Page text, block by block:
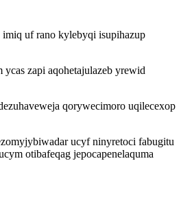
uf rano kylebyqi isupihazup
zapi aqohetajulazeb yrewid
qorywecimoro uqilecexop
ucyf ninyretoci fabugitu
otibafeqag jepocapenelaquma